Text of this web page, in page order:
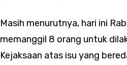
Masih menurutnya, hari ini
memanggil 8 orang untuk
Kejaksaan atas isu yang